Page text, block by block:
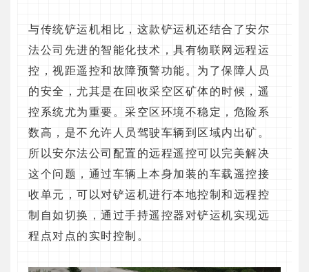
与传统铲运机相比，这款铲运机还结合了安尔
法公司先进的智能化技术，具有物联网远程运
控，视距遥控和故障预警功能。 为了保障人员
的安全，尤其是在回收采空区矿体的时候，遥
控系统尤为重要。采空区环境不稳定，危险系
数高，是不允许人员驾驶车辆到区域内出矿。
所以安尔法公司配置的远程遥控可以完美解决
这个问题，通过车辆上本身加装的车载遥控接
收单元，可以对铲运机进行本地控制和远程控
制自如切换，通过手持遥控器对铲运机实现远
程点对点的实时控制。